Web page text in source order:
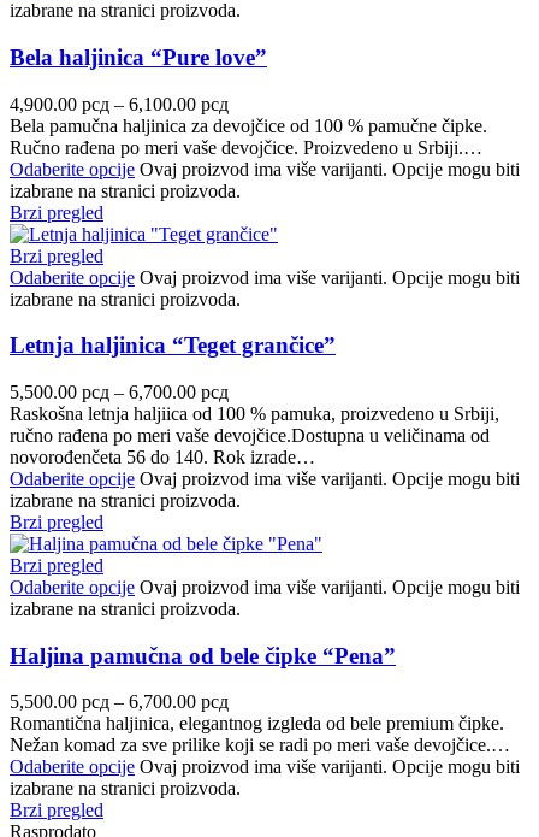
izabrane na stranici proizvoda.
Bela haljinica “Pure love”
4,900.00 рсд – 6,100.00 рсд
Bela pamučna haljinica za devojčice od 100 % pamučne čipke.
Ručno rađena po meri vaše devojčice. Proizvedeno u Srbiji.…
Odaberite opcije Ovaj proizvod ima više varijanti. Opcije mogu biti
izabrane na stranici proizvoda.
Brzi pregled
Brzi pregled
Odaberite opcije Ovaj proizvod ima više varijanti. Opcije mogu biti
izabrane na stranici proizvoda.
Letnja haljinica “Teget grančice”
5,500.00 рсд – 6,700.00 рсд
Raskošna letnja haljiica od 100 % pamuka, proizvedeno u Srbiji,
ručno rađena po meri vaše devojčice.Dostupna u veličinama od
novorođenčeta 56 do 140. Rok izrade…
Odaberite opcije Ovaj proizvod ima više varijanti. Opcije mogu biti
izabrane na stranici proizvoda.
Brzi pregled
Brzi pregled
Odaberite opcije Ovaj proizvod ima više varijanti. Opcije mogu biti
izabrane na stranici proizvoda.
Haljina pamučna od bele čipke “Pena”
5,500.00 рсд – 6,700.00 рсд
Romantična haljinica, elegantnog izgleda od bele premium čipke.
Nežan komad za sve prilike koji se radi po meri vaše devojčice.…
Odaberite opcije Ovaj proizvod ima više varijanti. Opcije mogu biti
izabrane na stranici proizvoda.
Brzi pregled
Rasprodato